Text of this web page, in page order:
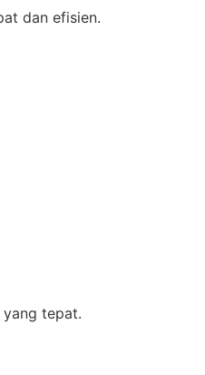
dan efisien.
yang tepat.